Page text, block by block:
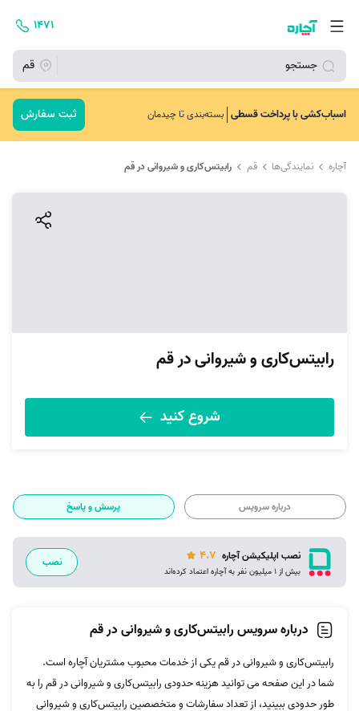
جستجو قم
۱۴۷۱
اسباب‌کشی با پرداخت قسطی بسته‌بندی تا چیدمان ثبت سفارش
آچاره نمایندگی‌ها قم رابیتس‌کاری و شیروانی در قم
رابیتس‌کاری و شیروانی در قم
شروع کنید
درباره سرویس پرسش و پاسخ
نصب اپلیکیشن آچاره 4.7
بیش از 1 میلیون نفر به آچاره اعتماد کرده‌اند
نصب
درباره سرویس رابیتس‌کاری و شیروانی در قم
رابیتس‌کاری و شیروانی در قم یکی از خدمات محبوب مشتریان آچاره است.
شما در این صفحه می توانید هزینه حدودی رابیتس‌کاری و شیروانی در قم را به
طور حدودی ببینید، از تعداد سفارشات و متخصصین رابیتس‌کاری و شیروانی